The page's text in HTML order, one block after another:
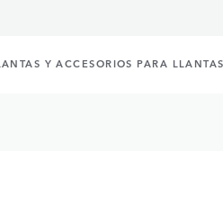
Y ACCESORIOS PARA